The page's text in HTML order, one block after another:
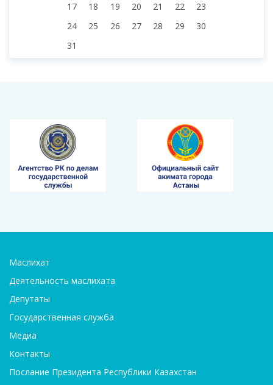
17
18 19 20 21 22
23
24
25 26 27 28 29
30
31
Маслихат
Деятельность маслихата
Депутаты
Государственная служба
Медиа
Контакты
Послание Президента Республики Казахстан